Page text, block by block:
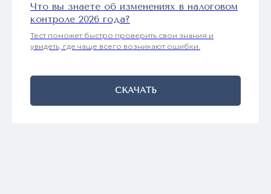
Что вы знаете об изменениях в налоговом
контроле 2026 года?
Тест поможет быстро проверить свои знания и
увидеть, где чаще всего возникают ошибки.
СКАЧАТЬ